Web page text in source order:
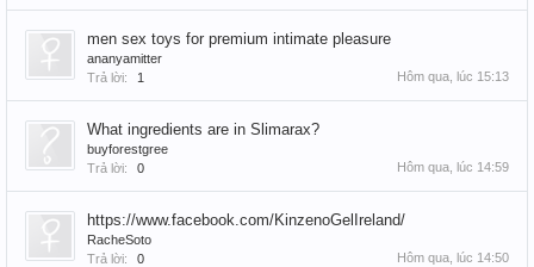
men sex toys for premium intimate pleasure
ananyamitter
Trả lời:
1 Hôm qua, lúc 15:13
What ingredients are in Slimarax?
buyforestgree
Trả lời:
0 Hôm qua, lúc 14:59
https://www.facebook.com/KinzenoGelIreland/
RacheSoto
Trả lời:
0 Hôm qua, lúc 14:50